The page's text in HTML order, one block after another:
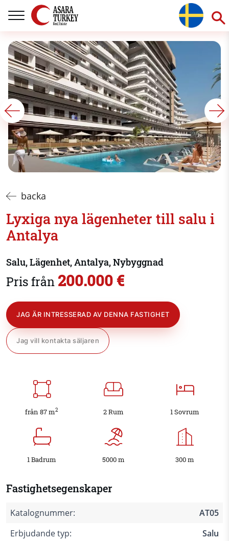
backa
Lyxiga nya lägenheter till salu i
Antalya
Salu, Lägenhet, Antalya, Nybyggnad
Pris från 200.000 €
JAG ÄR INTRESSERAD AV DENNA FASTIGHET
Jag vill kontakta säljaren
från 87 m2 2 Rum 1 Sovrum
1 Badrum 5000 m 300 m
Fastighetsegenskaper
Katalognummer:
AT05
Erbjudande typ:
Salu